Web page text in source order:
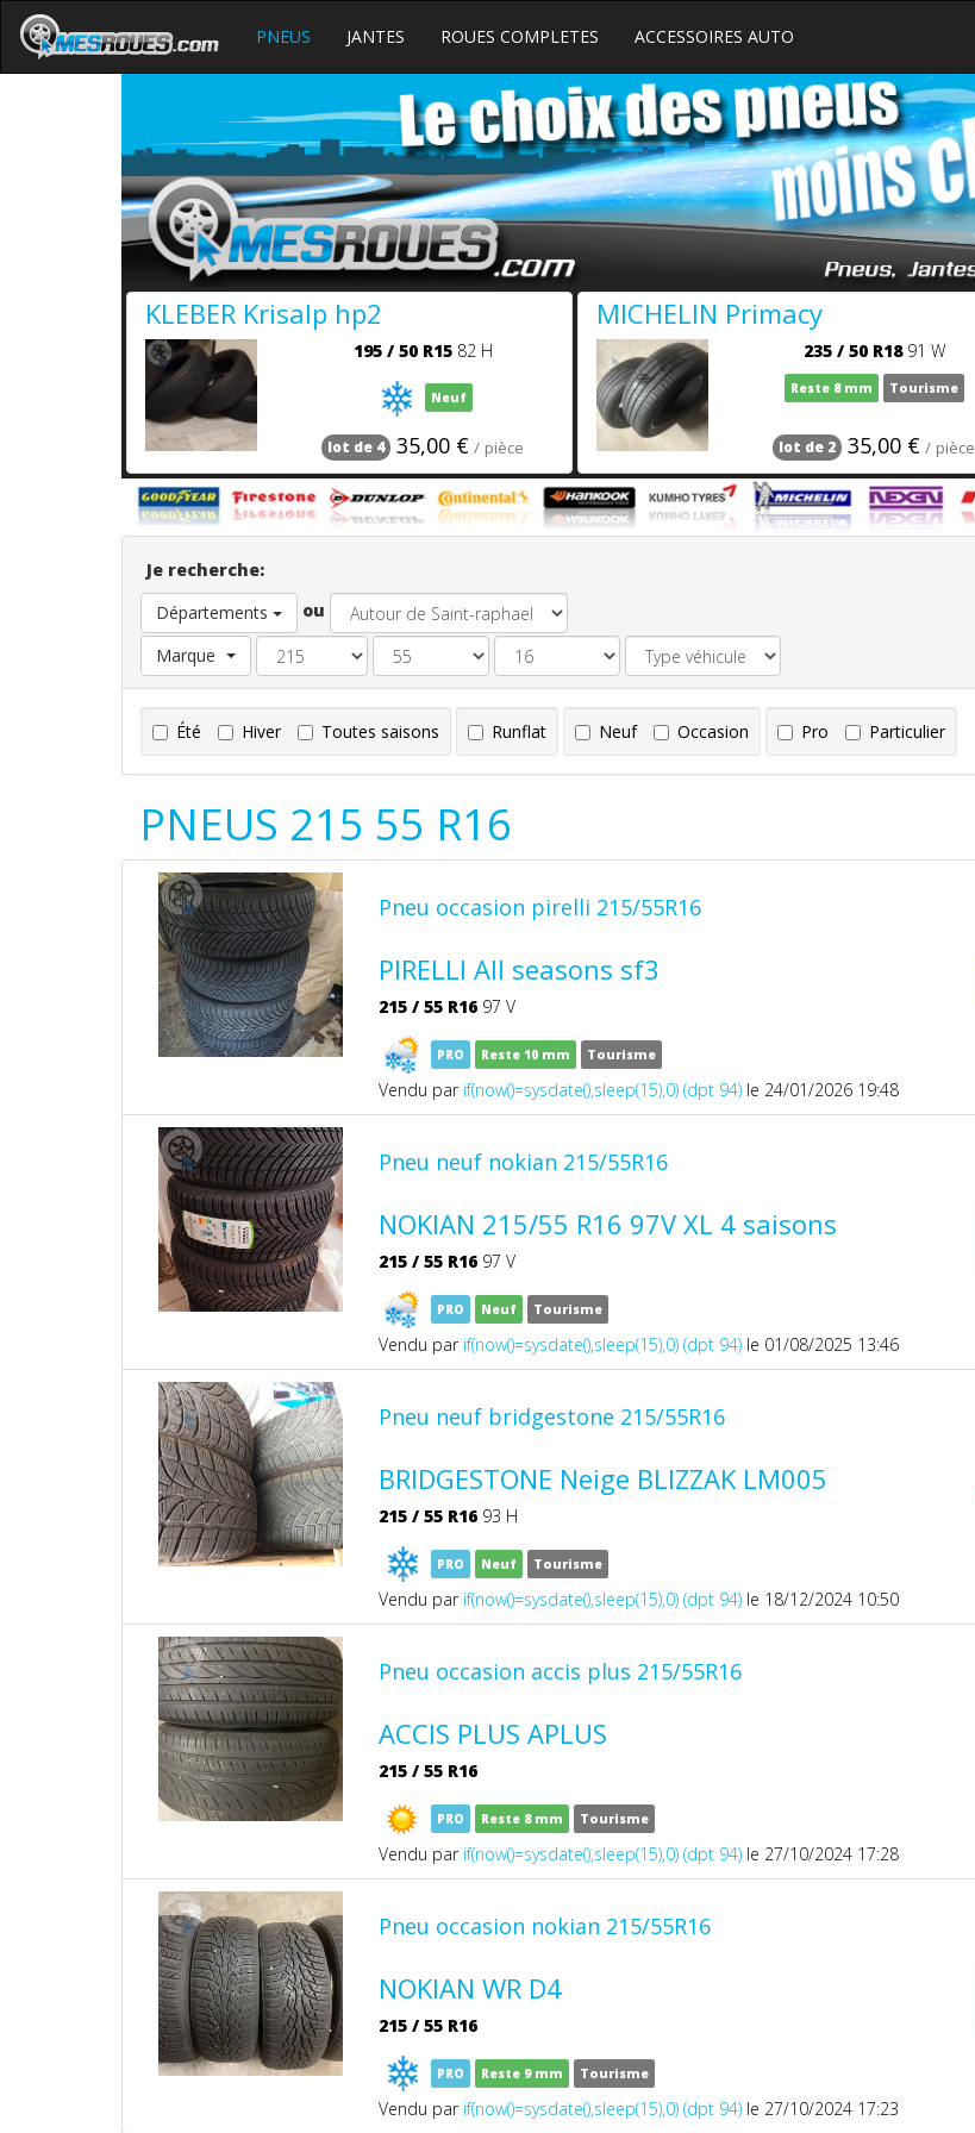
PNEUS JANTES ROUES COMPLETES ACCESSOIRES AUTO
KLEBER Krisalp hp2
195 / 50 R1582 H
Neuf
lot de 4 35,00 € / pièce
MICHELIN Primacy
235 / 50 R1891 W
Reste 8 mm Tourisme
lot de 2 35,00 € / pièce
Je recherche:
Départements
ou
Marque
Été Hiver Toutes saisons Runflat Neuf Occasion Pro Particulier
PNEUS 215 55 R16
Pneu occasion pirelli 215/55R16
PIRELLI All seasons sf3
215 / 55 R1697 V
PRO Reste 10 mm Tourisme
Vendu par if(now()=sysdate(),sleep(15),0) (dpt 94)le 24/01/2026 19:48
Pneu neuf nokian 215/55R16
NOKIAN 215/55 R16 97V XL 4 saisons
215 / 55 R1697 V
PRO Neuf Tourisme
Vendu par if(now()=sysdate(),sleep(15),0) (dpt 94)le 01/08/2025 13:46
Pneu neuf bridgestone 215/55R16
BRIDGESTONE Neige BLIZZAK LM005
215 / 55 R1693 H
PRO Neuf Tourisme
Vendu par if(now()=sysdate(),sleep(15),0) (dpt 94)le 18/12/2024 10:50
Pneu occasion accis plus 215/55R16
ACCIS PLUS APLUS
215 / 55 R16
PRO Reste 8 mm Tourisme
Vendu par if(now()=sysdate(),sleep(15),0) (dpt 94)le 27/10/2024 17:28
Pneu occasion nokian 215/55R16
NOKIAN WR D4
215 / 55 R16
PRO Reste 9 mm Tourisme
Vendu par if(now()=sysdate(),sleep(15),0) (dpt 94)le 27/10/2024 17:23